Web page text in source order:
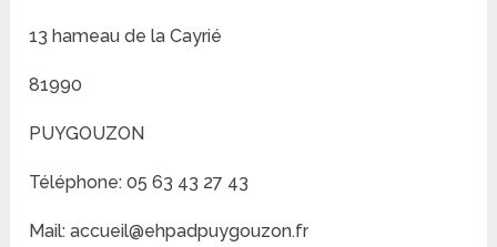
13 hameau de la Cayrié
81990
PUYGOUZON
Téléphone: 05 63 43 27 43
Mail: accueil@ehpadpuygouzon.fr